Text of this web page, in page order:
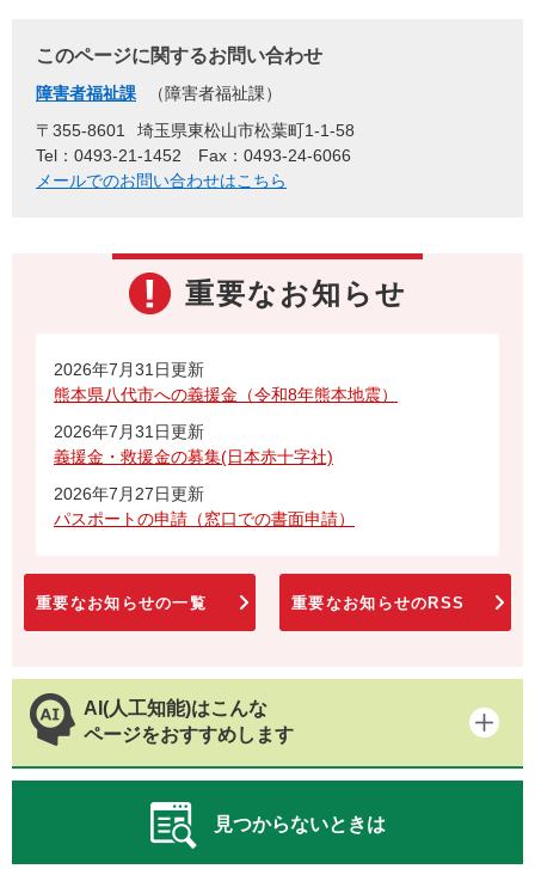
このページに関するお問い合わせ
障害者福祉課
障害者福祉課
〒355-8601
埼玉県東松山市松葉町1-1-58
Tel：0493-21-1452
Fax：0493-24-6066
メールでのお問い合わせはこちら
重要なお知らせ
2026年7月31日更新
熊本県八代市への義援金（令和8年熊本地震）
2026年7月31日更新
義援金・救援金の募集(日本赤十字社)
2026年7月27日更新
パスポートの申請（窓口での書面申請）
重要なお知らせの一覧 重要なお知らせのRSS
AI(人工知能)はこんな
ページをおすすめします
見つからないときは